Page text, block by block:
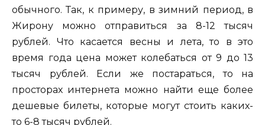
обычного. Так, к примеру, в зимний период, в
Жирону можно отправиться за 8-12 тысяч
рублей. Что касается весны и лета, то в это
время года цена может колебаться от 9 до 13
тысяч рублей. Если же постараться, то на
просторах интернета можно найти еще более
дешевые билеты, которые могут стоить каких-
то 6-8 тысяч рублей.